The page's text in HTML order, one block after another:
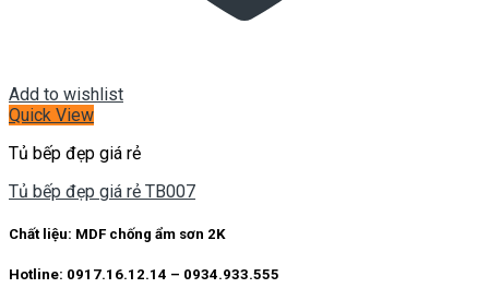
Add to wishlist
Quick View
Tủ bếp đẹp giá rẻ
Tủ bếp đẹp giá rẻ TB007
Chất liệu: MDF chống ẩm sơn 2K
Hotline: 0917.16.12.14 – 0934.933.555